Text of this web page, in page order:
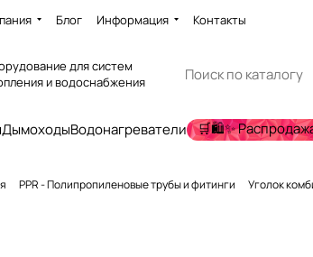
Блог Информация Контакты
для систем
и водоснабжения
ДымоходыВодонагреватели 🛒🛍️✨
PPR - Полипропиленовые трубы и фитинги Уголок